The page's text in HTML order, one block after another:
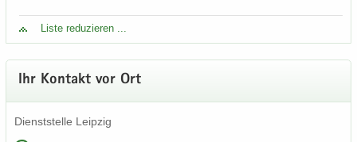
Liste re­du­zie­ren ...
Ihr Kon­takt vor Ort
Dienst­stel­le Leip­zig